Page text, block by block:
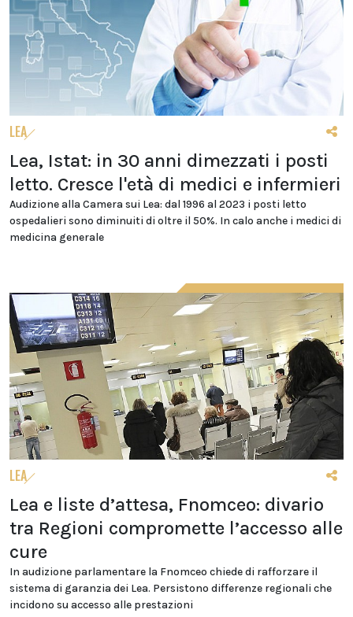
LEA
Lea, Istat: in 30 anni dimezzati i posti
letto. Cresce l'età di medici e infermieri
Audizione alla Camera sui Lea: dal 1996 al 2023 i posti letto
ospedalieri sono diminuiti di oltre il 50%. In calo anche i medici di
medicina generale
LEA
Lea e liste d’attesa, Fnomceo: divario
tra Regioni compromette l’accesso alle
cure
In audizione parlamentare la Fnomceo chiede di rafforzare il
sistema di garanzia dei Lea. Persistono differenze regionali che
incidono su accesso alle prestazioni